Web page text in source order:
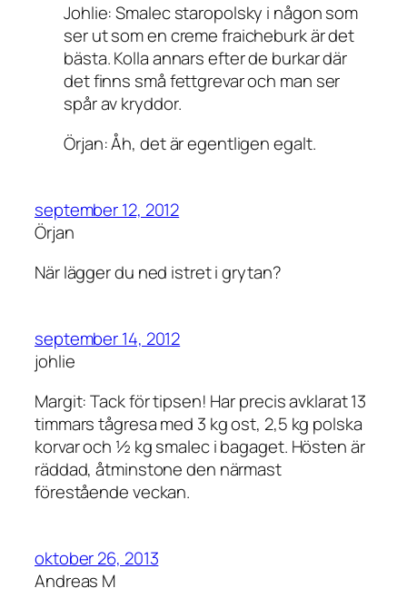
Johlie: Smalec staropolsky i någon som
ser ut som en creme fraicheburk är det
bästa. Kolla annars efter de burkar där
det finns små fettgrevar och man ser
spår av kryddor.
Örjan: Åh, det är egentligen egalt.
september 12, 2012
Örjan
När lägger du ned istret i grytan?
september 14, 2012
johlie
Margit: Tack för tipsen! Har precis avklarat 13
timmars tågresa med 3 kg ost, 2,5 kg polska
korvar och ½ kg smalec i bagaget. Hösten är
räddad, åtminstone den närmast
förestående veckan.
oktober 26, 2013
Andreas M